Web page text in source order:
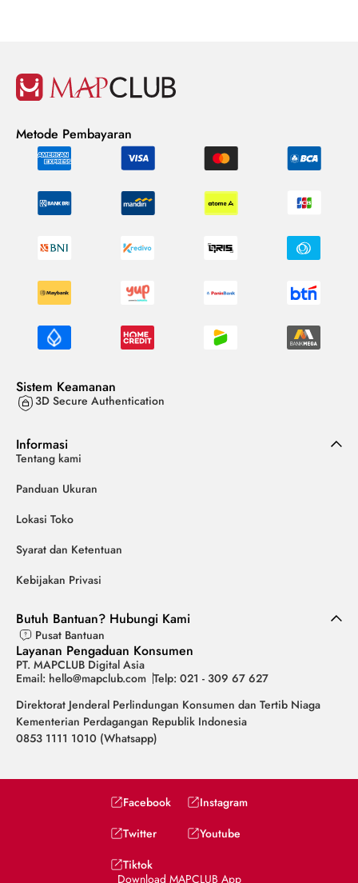
Metode Pembayaran
Sistem Keamanan
3D Secure Authentication
Informasi
Tentang kami
Panduan Ukuran
Lokasi Toko
Syarat dan Ketentuan
Kebijakan Privasi
Butuh Bantuan? Hubungi Kami
Pusat Bantuan
Layanan Pengaduan Konsumen
PT. MAPCLUB Digital Asia
Email: hello@mapclub.com Telp: 021 - 309 67 627
Direktorat Jenderal Perlindungan Konsumen dan Tertib Niaga
Kementerian Perdagangan Republik Indonesia
0853 1111 1010 (Whatsapp)
Facebook
Instagram
Twitter
Youtube
Tiktok
Download MAPCLUB App